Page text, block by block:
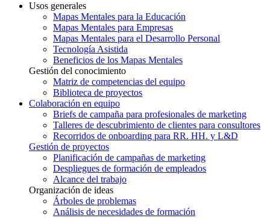
Usos generales
Mapas Mentales para la Educación
Mapas Mentales para Empresas
Mapas Mentales para el Desarrollo Personal
Tecnología Asistida
Beneficios de los Mapas Mentales
Gestión del conocimiento
Matriz de competencias del equipo
Biblioteca de proyectos
Colaboración en equipo
Briefs de campaña para profesionales de marketing
Talleres de descubrimiento de clientes para consultores
Recorridos de onboarding para RR. HH. y L&D
Gestión de proyectos
Planificación de campañas de marketing
Despliegues de formación de empleados
Alcance del trabajo
Organización de ideas
Árboles de problemas
Análisis de necesidades de formación